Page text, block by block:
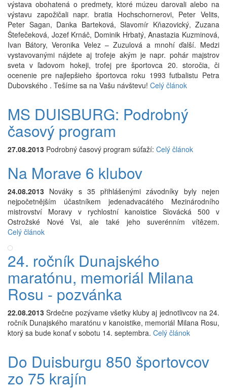
výstava obohatená o predmety, ktoré múzeu darovali alebo na
výstavu zapožičali napr. bratia Hochschornerovi, Peter Velits,
Peter Sagan, Danka Barteková, Slavomír Kňazovický, Zuzana
Štefečeková, Jozef Krnáč, Dominik Hrbatý, Anastazia Kuzminová,
Ivan Bátory, Veronika Velez – Zuzulová a mnohí ďalší. Medzi
vystavovanými nájdete aj trofeje akým je napr. pohár majstrov
sveta v ľadovom hokeji, trofej pre športovca 20. storočia, či
ocenenie pre najlepšieho športovca roku 1993 futbalistu Petra
Dubovského . Tešíme sa na Vašu návštevu! Celý článok
MS DUISBURG: Podrobný
časový program
27.08.2013 Podrobný časový program súťaží: Celý článok
Na Morave 6 klubov
24.08.2013 Nováky s 35 přihlášenými závodníky byly nejen
nejpočetnějším účastníkem jedenadvacátého Mezinárodního
mistrovství Moravy v rychlostní kanoistice Slovácká 500 v
Ostrožské Nové Vsi, ale také jeho suverénním vítězem.
Celý článok
24. ročník Dunajského
maratónu, memoriál Milana
Rosu - pozvánka
22.08.2013 Srdečne pozývame všetky kluby aj jednotlivcov na 24.
ročník Dunajského maratónu v kanoistike, memoriál Milana Rosu,
ktorý sa bude konať v sobotu 14. septembra. Celý článok
Do Duisburgu 850 športovcov
zo 75 krajín